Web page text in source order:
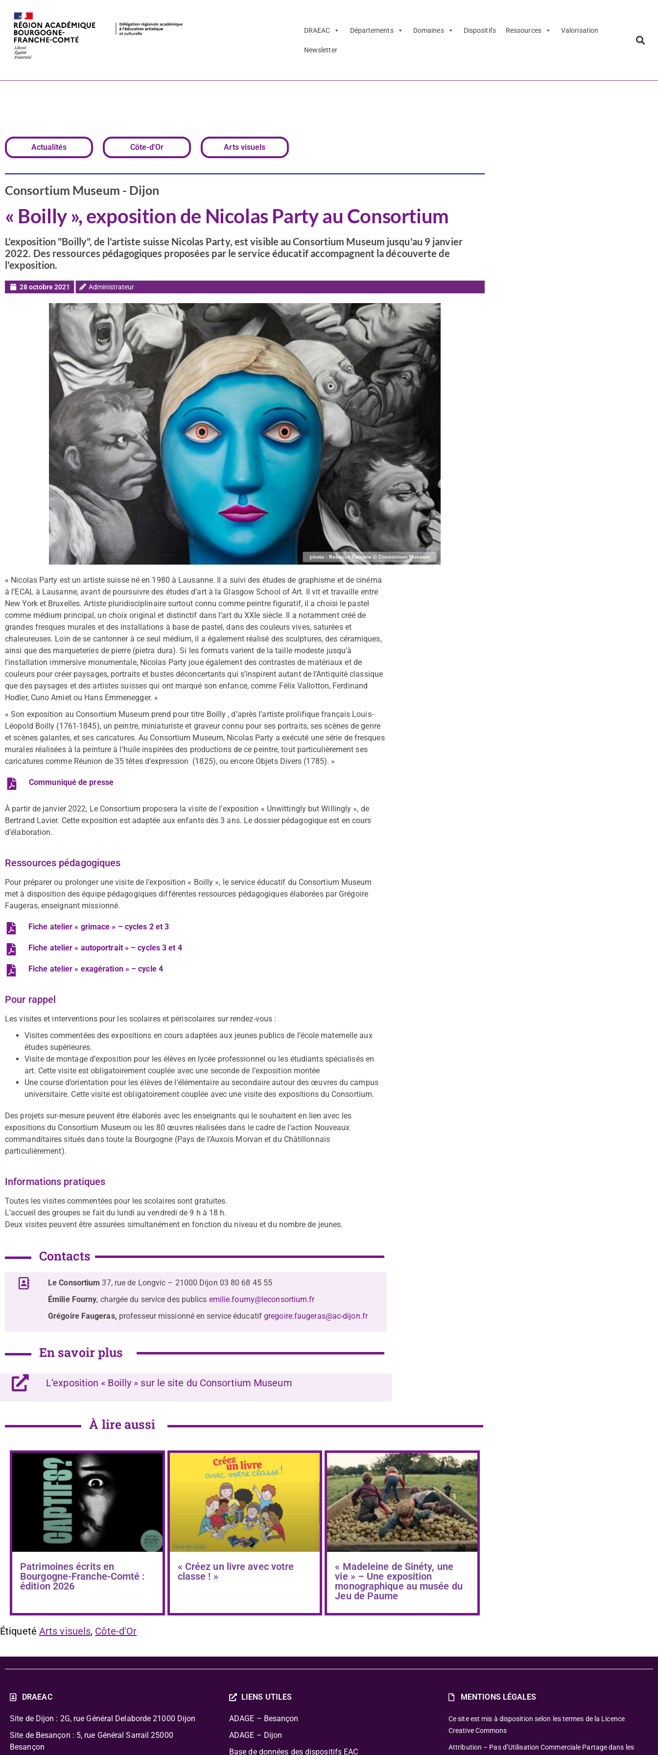
DRAEAC Départements Domaines Dispositifs Ressources Valorisation
Newsletter
« Boilly », exposition de Nicolas Party au
Actualités Côte-d'Or Arts visuels
Consortium Museum - Dijon
« Boilly », exposition de Nicolas Party au Consortium
L'exposition "Boilly", de l'artiste suisse Nicolas Party, est visible au Consortium Museum jusqu'au 9 janvier
2022. Des ressources pédagogiques proposées par le service éducatif accompagnent la découverte de
l'exposition.
28 octobre 2021 Administrateur
« Nicolas Party est un artiste suisse né en 1980 à Lausanne. Il a suivi des études de graphisme et de cinéma
à l’ECAL à Lausanne, avant de poursuivre des études d’art à la Glasgow School of Art. Il vit et travaille entre
New York et Bruxelles. Artiste pluridisciplinaire surtout connu comme peintre figuratif, il a choisi le pastel
comme médium principal, un choix original et distinctif dans l’art du XXIe siècle. Il a notamment créé de
grandes fresques murales et des installations à base de pastel, dans des couleurs vives, saturées et
chaleureuses. Loin de se cantonner à ce seul médium, il a également réalisé des sculptures, des céramiques,
ainsi que des marqueteries de pierre (pietra dura). Si les formats varient de la taille modeste jusqu’à
l’installation immersive monumentale, Nicolas Party joue également des contrastes de matériaux et de
couleurs pour créer paysages, portraits et bustes déconcertants qui s’inspirent autant de l’Antiquité classique
que des paysages et des artistes suisses qui ont marqué son enfance, comme Félix Vallotton, Ferdinand
Hodler, Cuno Amiet ou Hans Emmenegger. «
« Son exposition au Consortium Museum prend pour titre Boilly , d’après l’artiste prolifique français Louis-
Léopold Boilly (1761-1845), un peintre, miniaturiste et graveur connu pour ses portraits, ses scènes de genre
et scènes galantes, et ses caricatures. Au Consortium Museum, Nicolas Party a exécuté une série de fresques
murales réalisées à la peinture à l’huile inspirées des productions de ce peintre, tout particulièrement ses
caricatures comme Réunion de 35 têtes d’expression (1825), ou encore Objets Divers (1785). »
Communiqué de presse
À partir de janvier 2022, Le Consortium proposera la visite de l’exposition « Unwittingly but Willingly », de
Bertrand Lavier. Cette exposition est adaptée aux enfants dès 3 ans. Le dossier pédagogique est en cours
d’élaboration.
Ressources pédagogiques
Pour préparer ou prolonger une visite de l’exposition « Boilly », le service éducatif du Consortium Museum
met à disposition des équipe pédagogiques différentes ressources pédagogiques élaborées par Grégoire
Faugeras, enseignant missionné.
Fiche atelier « grimace » – cycles 2 et 3
Fiche atelier « autoportrait » – cycles 3 et 4
Fiche atelier « exagération » – cycle 4
Pour rappel
Les visites et interventions pour les scolaires et périscolaires sur rendez-vous :
Visites commentées des expositions en cours adaptées aux jeunes publics de l’école maternelle aux
études supérieures.
Visite de montage d’exposition pour les élèves en lycée professionnel ou les étudiants spécialisés en
art. Cette visite est obligatoirement couplée avec une seconde de l’exposition montée
Une course d’orientation pour les élèves de l’élémentaire au secondaire autour des œuvres du campus
universitaire. Cette visite est obligatoirement couplée avec une visite des expositions du Consortium.
Des projets sur-mesure peuvent être élaborés avec les enseignants qui le souhaitent en lien avec les
expositions du Consortium Museum ou les 80 œuvres réalisées dans le cadre de l’action Nouveaux
commanditaires situés dans toute la Bourgogne (Pays de l’Auxois Morvan et du Châtillonnais
particulièrement).
Informations pratiques
Toutes les visites commentées pour les scolaires sont gratuites.
L’accueil des groupes se fait du lundi au vendredi de 9 h à 18 h.
Deux visites peuvent être assurées simultanément en fonction du niveau et du nombre de jeunes.
Contacts
Le Consortium37, rue de Longvic – 21000 Dijon 03 80 68 45 55
Émilie Fourny, chargée du service des publics emilie.fourny@leconsortium.fr
Grégoire Faugeras, professeur missionné en service éducatifgregoire.faugeras@ac-dijon.fr
En savoir plus
L’exposition « Boilly » sur le site du Consortium Museum
À lire aussi
Patrimoines écrits en
Bourgogne-Franche-Comté :
édition 2026
« Créez un livre avec votre
classe ! »
« Madeleine de Sinéty, une
vie » – Une exposition
monographique au musée du
Jeu de Paume
Étiqueté Arts visuels, Côte-d'Or
DRAEAC
Site de Dijon : 2G, rue Général Delaborde 21000 Dijon
Site de Besançon : 5, rue Général Sarrail 25000
Besançon
LIENS UTILES
ADAGE – Besançon
ADAGE – Dijon
Base de données des dispositifs EAC
MENTIONS LÉGALES
Ce site est mis à disposition selon les termes de la Licence
Creative Commons
Attribution – Pas d’Utilisation Commerciale Partage dans les